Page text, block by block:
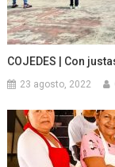
COJEDES | Con
23 agosto, 2022